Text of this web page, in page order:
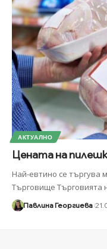
АКТУАЛНО
Цената на
Най-евтино се търгува
Търговище Търговията
Павлина Георгиева